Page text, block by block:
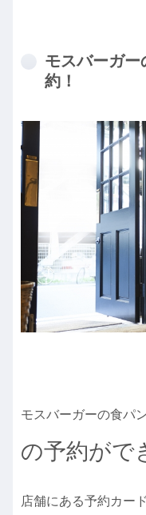
モスバーガ
約！
モスバーガーの食パン
の予約がで
店舗にある予約カード